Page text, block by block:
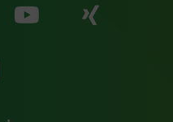
Facebook
Zu
Zu unserer